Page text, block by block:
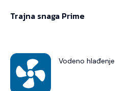
Trajna snaga Prime
Vodeno hlađenje